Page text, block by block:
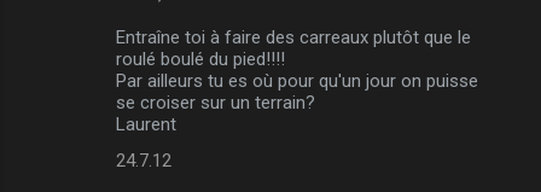
Entraîne toi à faire des carreaux plutôt que le
roulé boulé du pied!!!!
Par ailleurs tu es où pour qu'un jour on puisse
se croiser sur un terrain?
Laurent
24.7.12